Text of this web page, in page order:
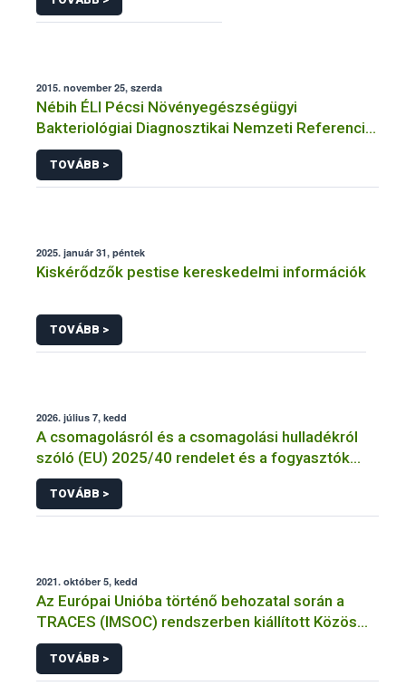
2015. november 25, szerda
Nébih ÉLI Pécsi Növényegészségügyi
Bakteriológiai Diagnosztikai Nemzeti Referencia
Laboratórium
TOVÁBB >
2025. január 31, péntek
Kiskérődzők pestise kereskedelmi információk
TOVÁBB >
2026. július 7, kedd
A csomagolásról és a csomagolási hulladékról
szóló (EU) 2025/40 rendelet és a fogyasztók
élelmiszerekkel kapcsolatos tájékoztatásáról
szóló 1169/2011/EU rendelet jelölési
kötelezettségeinek összehangolásáról szóló
TOVÁBB >
2021. október 5, kedd
Az Európai Unióba történő behozatal során a
TRACES (IMSOC) rendszerben kiállított Közös
Egészségügyi Beléptetési Okmány: KEBO-D
(angolul: CHEDD) használata
TOVÁBB >